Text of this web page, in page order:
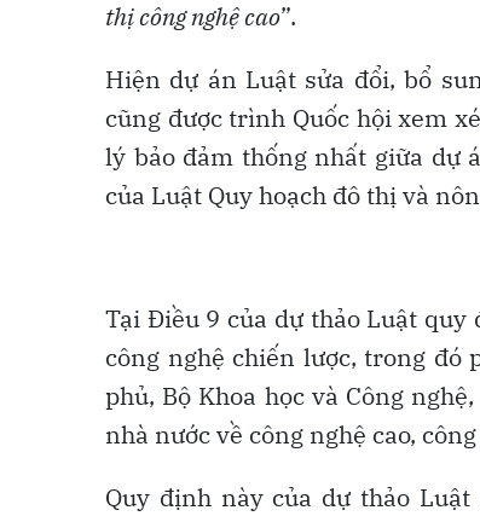
thị công nghệ cao”.
Hiện dự án Luật sửa đổi, bổ
cũng được trình Quốc hội xem
lý bảo đảm thống nhất giữa dự
của Luật Quy hoạch đô thị và
Tại Điều 9 của dự thảo Luật
công nghệ chiến lược, trong đó
phủ, Bộ Khoa học và Công
nhà nước về công nghệ cao,
Quy định này của dự thảo